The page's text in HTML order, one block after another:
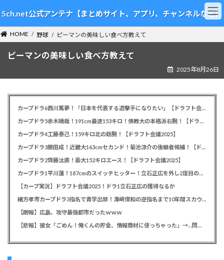
ン
テ
ン
ツ
ビ
ゲ
ー
シ
5ch.net公式アンテナ【まとめサイト、アプリ、チャンネルなど】
HOME 野球 ピーマンの美味しい食べ方教えて
ピーマンの美味しい食べ方教えて
2025年8月26日
カープドラ6西川篤夢！「日本を代表する遊撃手になりたい」【ドラフト会議2025】
カープドラ5赤木晴哉！191cm最速153キロ！佛教大の本格派右腕！【ドラフト会議2025】
カープドラ4工藤泰己！159キロ北の剛腕！【ドラフト会議2025】
カープドラ3勝田成！近畿大163cmセカンド！菊池涼介の後継者候補！【ドラフト会議2025】
カープドラ2齊藤汰直！亜大152キロエース！【ドラフト会議2025】
カープドラ1平川蓮！187cmのスイッチヒッター！立石正広を外し2度目の重複も新井監督がクジを引き当てる！【ドラフト会議2025】
【カープ実況】ドラフト会議2025！ドラ1立石正広の獲得なるか
緒方孝市カープドラ3指名で青学出禁！澤﨑俊和の逆指名まで10年間スカウト出禁
【朗報】広島、攻守最強都市だったｗｗｗ
【悲報】彼女「ごめん！俺くんの貯金、情報商材に使っちゃった」→…問い詰めたらギャン泣きされたんだが俺が悪いのか？